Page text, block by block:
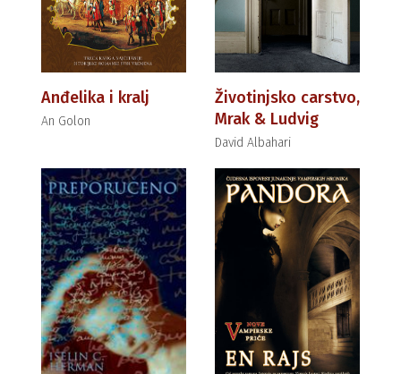
Anđelika i kralj
An Golon
Životinjsko carstvo,
Mrak & Ludvig
David Albahari